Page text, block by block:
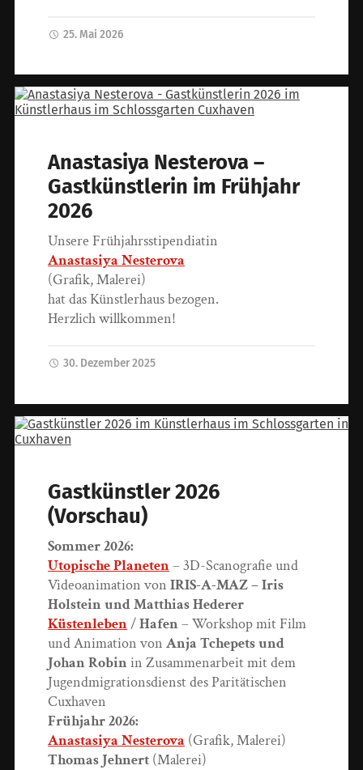
25. Mai 2026
Anastasiya Nesterova –
Gastkünstlerin im Frühjahr
2026
Unsere Frühjahrsstipendiatin
Anastasiya Nesterova
(Grafik, Malerei)
hat das Künstlerhaus bezogen.
Herzlich willkommen!
30. Dezember 2025
Gastkünstler 2026
(Vorschau)
Sommer 2026:
Utopische Planeten– 3D-Scanografie und
Videoanimation vonIRIS-A-MAZ – Iris
Holstein und Matthias Hederer
Küstenleben/Hafen– Workshop mit Film
und Animation vonAnja Tchepets und
Johan Robinin Zusammenarbeit mit dem
Jugendmigrationsdienst des Paritätischen
Cuxhaven
Frühjahr 2026:
Anastasiya Nesterova (Grafik, Malerei)
Thomas Jehnert (Malerei)